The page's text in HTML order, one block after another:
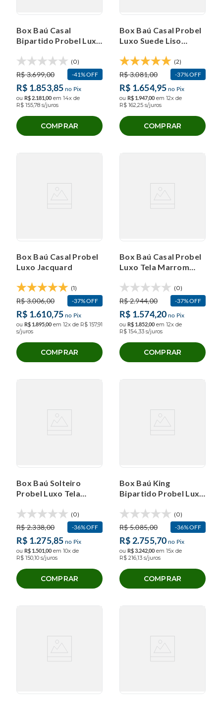
Box Baú Casal
Bipartido Probel Luxo
(0)
R$3.699,00 41%OFF
R$ 1.853,85 no Pix
ou R$2.181 00 em 14x de
R$ 155,78 s/juros
COMPRAR
Box Baú Casal Probel
Luxo Suede Liso
(138x188x40cm)
(2)
R$3.081,00 37%OFF
R$ 1.654,95 no Pix
ou R$ 1.94700 em 12x de
R$ 162,25 s/juros
COMPRAR
Box Baú Casal Probel
Luxo Jacquard
(1)
R$3.006,00 37%OFF
R$ 1.610,75 no Pix
ou R$ 1.89500 em 12x de R$ 157,91
s/juros
COMPRAR
Box Baú Casal Probel
Luxo Tela Marrom
(0)
R$2.944,00 37%OFF
R$ 1.574,20 no Pix
ou R$ 1.85200 em 12x de
R$ 154,33 s/juros
COMPRAR
Box Baú Solteiro
Probel Luxo Tela
(0)
R$2.338,00 36%OFF
R$ 1.275,85 no Pix
ou R$ 1.501 00 em 10x de
R$ 150,10 s/juros
COMPRAR
Box Baú King
Bipartido Probel Luxo
(0)
R$5.085,00 36%OFF
R$2.755,70 no Pix
ou R$3.24200 em 15x de
R$ 216,13 s/juros
COMPRAR